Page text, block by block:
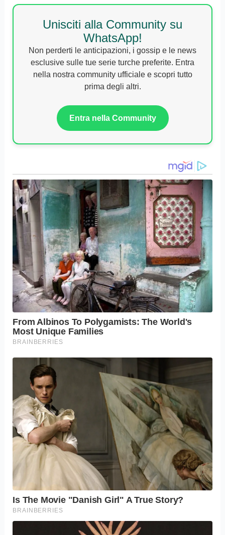
Unisciti alla Community su
WhatsApp!
Non perderti le anticipazioni, i gossip e le news
esclusive sulle tue serie turche preferite. Entra
nella nostra community ufficiale e scopri tutto
prima degli altri.
Entra nella Community